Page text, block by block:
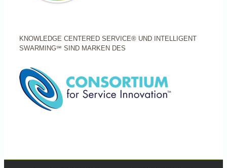
KNOWLEDGE CENTERED SERVICE® UND INTELLIGENT
SWARMING℠ SIND MARKEN DES